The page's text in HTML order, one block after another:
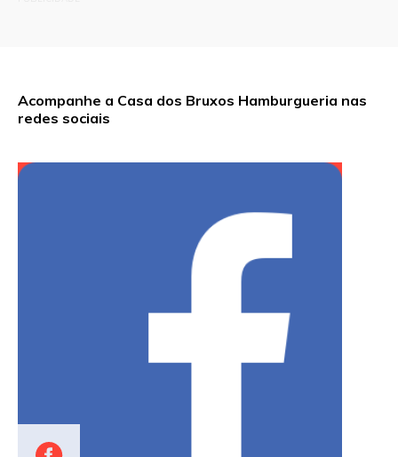
Acompanhe a Casa dos Bruxos Hamburgueria nas
redes sociais